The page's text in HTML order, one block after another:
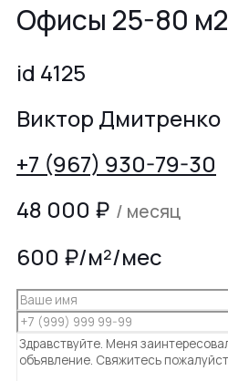
Офисы 25-80 м2
id 4125
Виктор Дмитренко
+7 (967) 930-79-30
48 000 ₽ / месяц
600 ₽/м²/мес